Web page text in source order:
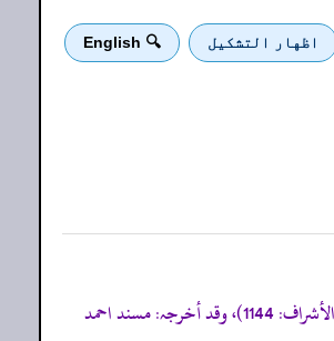
اظهار التشكيل 🔍 English
«صحیح البخاری/اللباس 68 (6905، 60906)، صحیح مسلم/الفضائل 26 (2338)، سنن الترمذی/الشمائل 3 (26)، سنن النسائی/الزینة 6 (5056)، (تحفة الأشراف: 1144)، وقد أخرجہ: مسند احمد